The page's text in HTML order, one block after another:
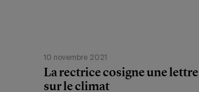
10 novembre 2021
La rectrice cosigne une lettre
sur le climat